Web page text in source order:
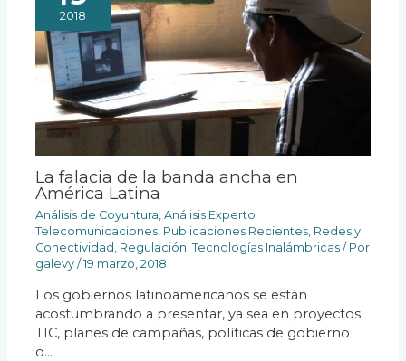
2018
La falacia de la banda ancha en
América Latina
Análisis de Coyuntura,Análisis Experto
Telecomunicaciones, Publicaciones Recientes, Redes y
Conectividad , Regulación,Tecnologías Inalámbricas / Por
galevy/19 marzo, 2018
Los gobiernos latinoamericanos se están
acostumbrando a presentar, ya sea en proyectos
TIC, planes de campañas, políticas de gobierno
o…